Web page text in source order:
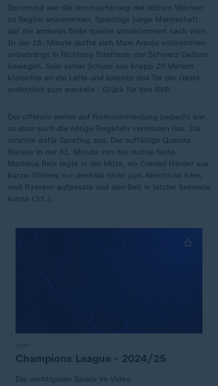
Dortmund war die Verunsicherung der letzten Wochen
zu Beginn anzumerken, Sportings junge Mannschaft
auf der anderen Seite spielte unbekümmert nach vorn.
In der 15. Minute durfte sich Maxi Araujo vollkommen
unbedrängt in Richtung Strafraum der Schwarz-Gelben
bewegen. Sein satter Schuss aus knapp 20 Metern
klatschte an die Latte und brachte das Tor der Gäste
ordentlich zum wackeln - Glück für den BVB.
Der offensiv weiter auf Risikovermeidung bedacht war,
so aber auch die nötige Torgefahr vermissen lies. Die
strahlte dafür Sporting aus. Der auffällige Quenda
flankte in der 31. Minute von der rechte Seite.
Matheus Reis legte in der Mitte, wo Conrad Harder aus
kurzer Distanz nur deshalb nicht zum Abschluss kam,
weil Ryerson aufpasste und den Ball in letzter Sekunde
klärte (31.).
:Champions League - 2024/25
Die wichtigsten Spiele im Video.